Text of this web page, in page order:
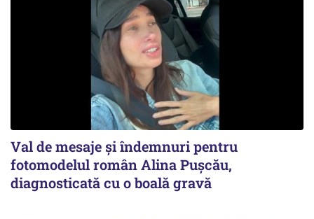
Val de mesaje și îndemnuri pentru
fotomodelul român Alina Pușcău,
diagnosticată cu o boală gravă